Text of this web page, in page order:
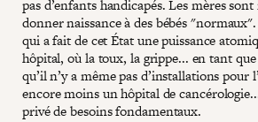
pas d’enfants handicapés. Les mères
donner naissance à des bébés
qui a fait de cet État une puissance
hôpital, où la toux, la grippe... en tant
qu’il n’y a même pas d’installations pour
encore moins un hôpital de
privé de besoins fondamentaux.